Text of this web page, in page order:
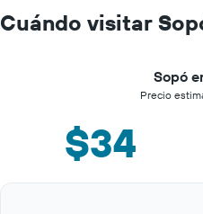
Cuándo visitar
Sopó
Precio
$34